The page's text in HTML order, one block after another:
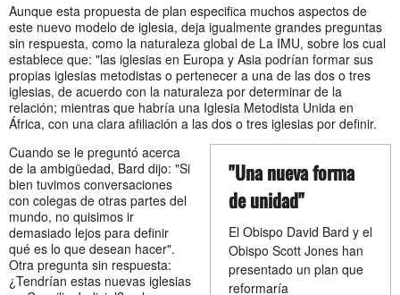
Aunque esta propuesta de plan especifica muchos aspectos de
este nuevo modelo de iglesia, deja igualmente grandes preguntas
sin respuesta, como la naturaleza global de La IMU, sobre los cual
establece que: "las iglesias en Europa y Asia podrían formar sus
propias iglesias metodistas o pertenecer a una de las dos o tres
iglesias, de acuerdo con la naturaleza por determinar de la
relación; mientras que habría una Iglesia Metodista Unida en
África, con una clara afiliación a las dos o tres iglesias por definir.
"Una nueva forma
de unidad"
El Obispo David Bard y el
Obispo Scott Jones han
presentado un plan que
reformaría
Cuando se le preguntó acerca
de la ambigüedad, Bard dijo: "Si
bien tuvimos conversaciones
con colegas de otras partes del
mundo, no quisimos ir
demasiado lejos para definir
qué es lo que desean hacer".
Otra pregunta sin respuesta:
¿Tendrían estas nuevas iglesias